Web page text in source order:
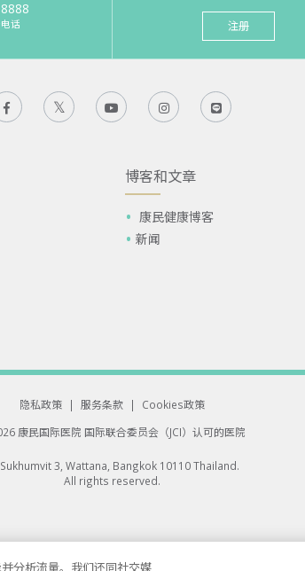
话 注册
博客和文章
康民健康博客
新闻
隐私政策 | 服务条款 |
Cookies政策
康民国际医院 国际联合委员会（JCI）认可的医院
3, Wattana, Bangkok 10110 Thailand.
All rights reserved.
分析流量。我们还同社交媒